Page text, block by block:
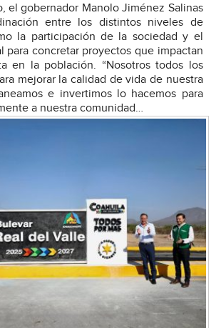
el gobernador Manolo Jiménez Salinas
entre los distintos niveles de
la participación de la sociedad y el
para concretar proyectos que impactan
en la población. “Nosotros todos los
mejorar la calidad de vida de nuestra
e invertimos lo hacemos para
a nuestra comunidad…